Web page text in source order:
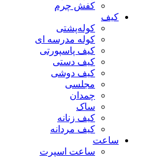
کفش چرم
کیف
کوله‌پشتی
کوله مدرسه ای
کیف پاسپورتی
کیف دستی
کیف دوشی
مجلسی
چمدان
ساک
کیف زنانه
کیف مردانه
ساعت
ساعت اسپرت